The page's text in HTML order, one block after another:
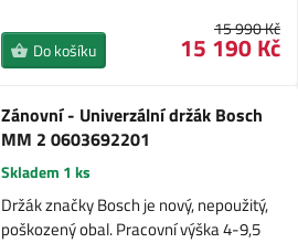
15 990 Kč
15 190 Kč
Do košíku
Zánovní - Univerzální držák Bosch
MM 2 0603692201
Skladem 1 ks
Držák značky Bosch je nový, nepoužitý,
poškozený obal. Pracovní výška 4-9,5